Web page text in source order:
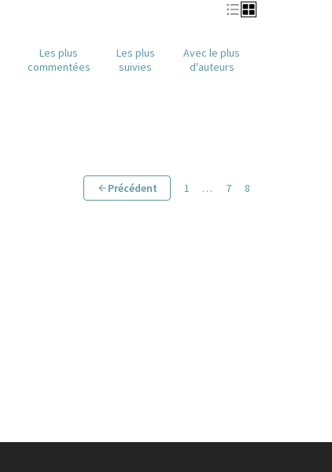
Les plus
commentées
Les plus
suivies
Avec le plus
d'auteurs
Précédent 1 … 7 8